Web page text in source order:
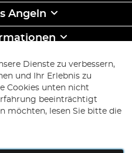
Angeln
& SPAREN
Dienste zu verbessern,
und Ihr Erlebnis zu
Cookies unten nicht
beeinträchtigt
möchten, lesen Sie bitte die